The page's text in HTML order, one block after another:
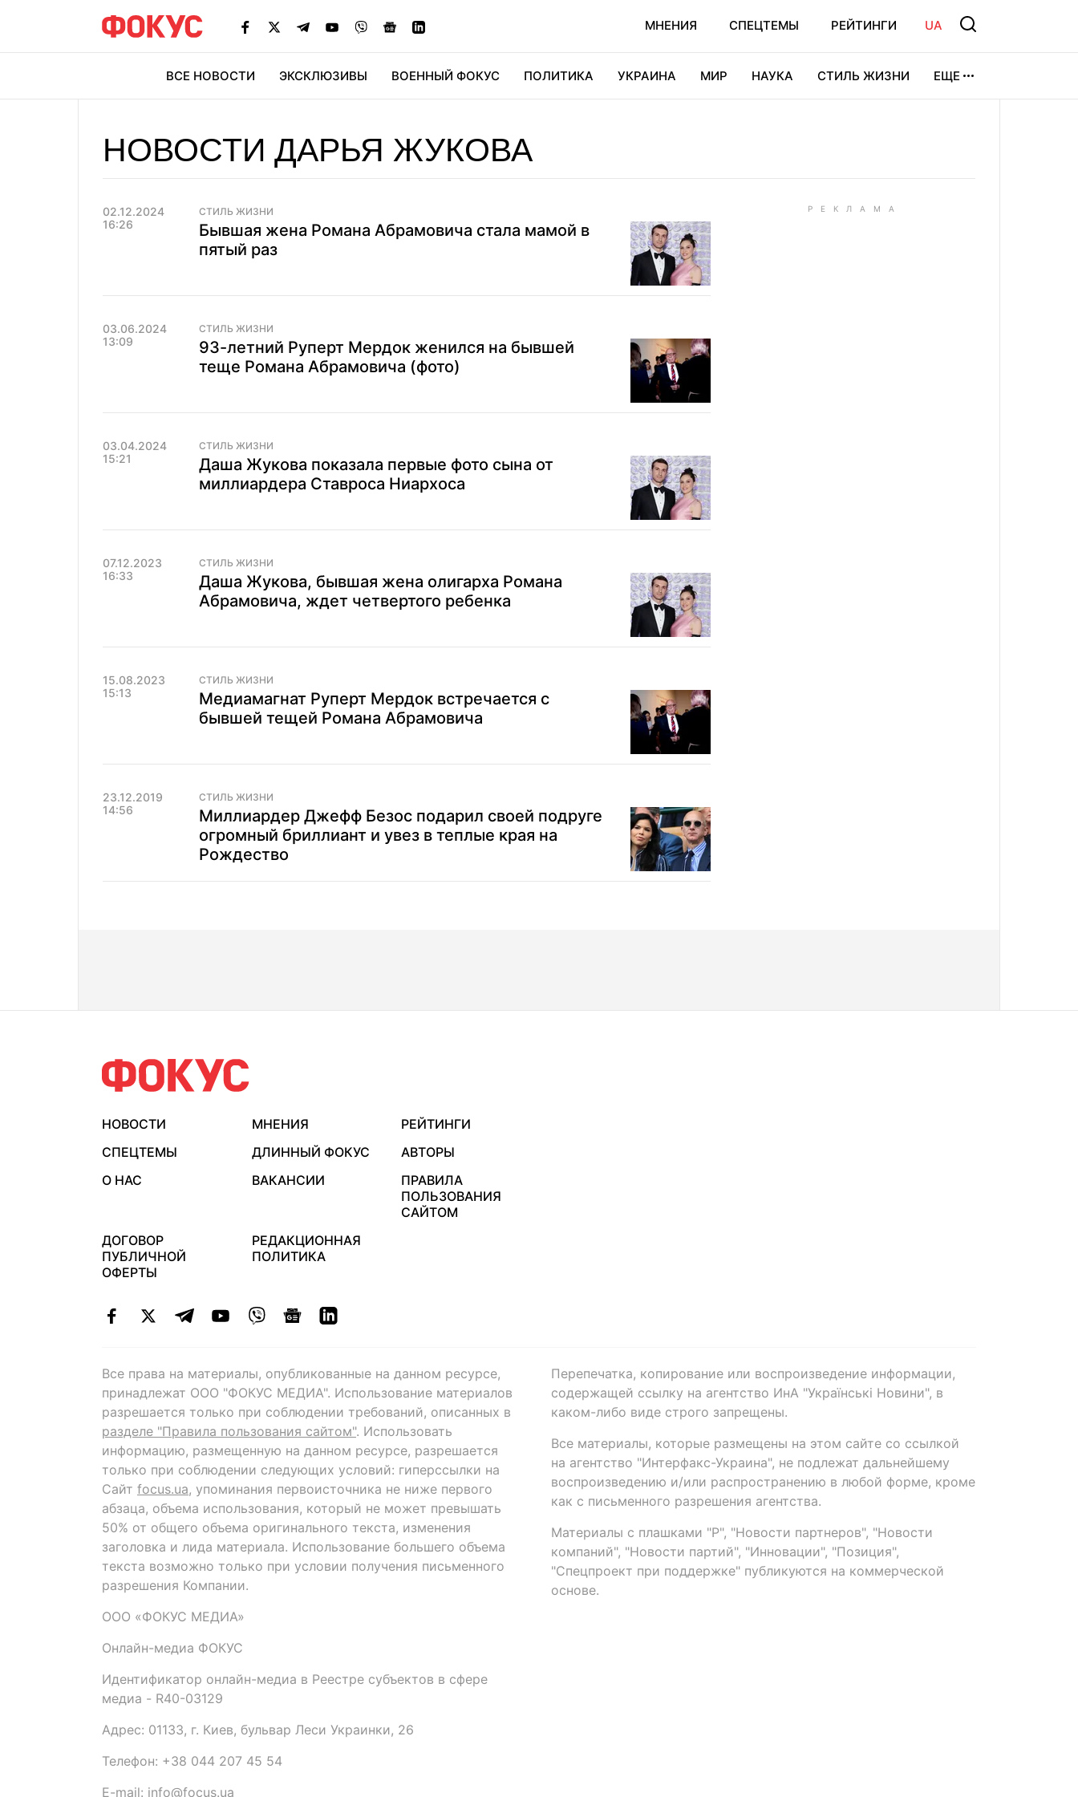
МНЕНИЯ СПЕЦТЕМЫ РЕЙТИНГИ UA
ВСЕ НОВОСТИ ЭКСКЛЮЗИВЫ ВОЕННЫЙ ФОКУС ПОЛИТИКА УКРАИНА МИР НАУКА СТИЛЬ ЖИЗНИ ЕЩЕ
НОВОСТИ ДАРЬЯ ЖУКОВА
02.12.2024
16:26
СТИЛЬ ЖИЗНИ
Бывшая жена Романа Абрамовича стала мамой в
пятый раз
03.06.2024
13:09
СТИЛЬ ЖИЗНИ
93-летний Руперт Мердок женился на бывшей
теще Романа Абрамовича (фото)
03.04.2024
15:21
СТИЛЬ ЖИЗНИ
Даша Жукова показала первые фото сына от
миллиардера Ставроса Ниархоса
07.12.2023
16:33
СТИЛЬ ЖИЗНИ
Даша Жукова, бывшая жена олигарха Романа
Абрамовича, ждет четвертого ребенка
15.08.2023
15:13
СТИЛЬ ЖИЗНИ
Медиамагнат Руперт Мердок встречается с
бывшей тещей Романа Абрамовича
23.12.2019
14:56
СТИЛЬ ЖИЗНИ
Миллиардер Джефф Безос подарил своей подруге
огромный бриллиант и увез в теплые края на
Рождество
НОВОСТИ МНЕНИЯ
РЕЙТИНГИ
СПЕЦТЕМЫ
ДЛИННЫЙ ФОКУС
АВТОРЫ
О НАС
ВАКАНСИИ
ПРАВИЛА
ПОЛЬЗОВАНИЯ
САЙТОМ
ДОГОВОР
ПУБЛИЧНОЙ
ОФЕРТЫ
РЕДАКЦИОННАЯ
ПОЛИТИКА
Все права на материалы, опубликованные на данном ресурсе,
принадлежат ООО "ФОКУС МЕДИА". Использование материалов
разрешается только при соблюдении требований, описанных в
разделе "Правила пользования сайтом". Использовать
информацию, размещенную на данном ресурсе, разрешается
только при соблюдении следующих условий: гиперссылки на
Сайт focus.ua, упоминания первоисточника не ниже первого
абзаца, объема использования, который не может превышать
50% от общего объема оригинального текста, изменения
заголовка и лида материала. Использование большего объема
текста возможно только при условии получения письменного
разрешения Компании.
ООО «ФОКУС МЕДИА»
Онлайн-медиа ФОКУС
Идентификатор онлайн-медиа в Реестре субъектов в сфере
медиа - R40-03129
Адрес: 01133, г. Киев, бульвар Леси Украинки, 26
Телефон: +38 044 207 45 54
E-mail: info@focus.ua
Перепечатка, копирование или воспроизведение информации,
содержащей ссылку на агентство ИнА "Українські Новини", в
каком-либо виде строго запрещены.
Все материалы, которые размещены на этом сайте со ссылкой
на агентство "Интерфакс-Украина", не подлежат дальнейшему
воспроизведению и/или распространению в любой форме, кроме
как с письменного разрешения агентства.
Материалы с плашками "Р", "Новости партнеров", "Новости
компаний", "Новости партий", "Инновации", "Позиция",
"Спецпроект при поддержке" публикуются на коммерческой
основе.